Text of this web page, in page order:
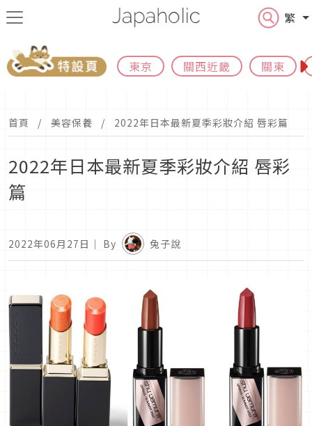
繁
東京 關西近畿 關東
首頁 美容保養 2022年日本最新夏季彩妝介紹 唇彩篇
2022年日本最新夏季彩妝介紹 唇彩
篇
2022年06月27日 ｜ By 兔子說